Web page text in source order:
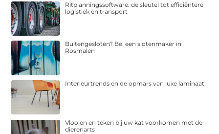
Ritplanningssoftware: de sleutel tot efficiëntere
logistiek en transport
Buitengesloten? Bel een slotenmaker in
Rosmalen
Interieurtrends en de opmars van luxe laminaat
Vlooien en teken bij uw kat voorkomen met de
dierenarts